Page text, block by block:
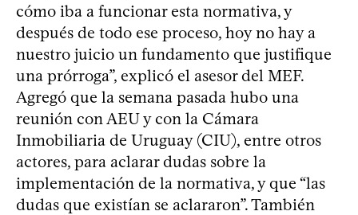
cómo iba a funcionar esta normativa, y
después de todo ese proceso, hoy no hay a
nuestro juicio un fundamento que justifique
una prórroga”, explicó el asesor del MEF.
Agregó que la semana pasada hubo una
reunión con AEU y con la Cámara
Inmobiliaria de Uruguay (CIU), entre otros
actores, para aclarar dudas sobre la
implementación de la normativa, y que “las
dudas que existían se aclararon”. También